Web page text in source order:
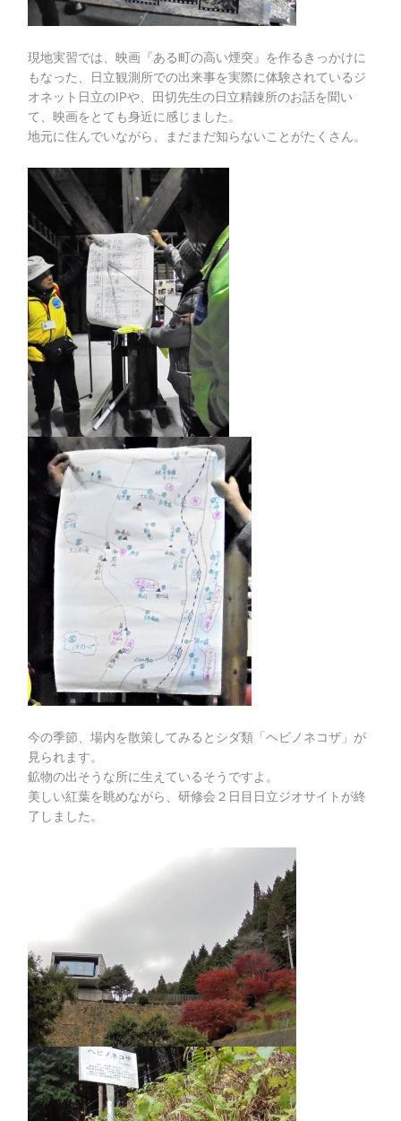
現地実習では、映画『ある町の高い煙突』を作るきっかけに
もなった、日立観測所での出来事を実際に体験されているジ
オネット日立のIPや、田切先生の日立精錬所のお話を聞い
て、映画をとても身近に感じました。
地元に住んでいながら、まだまだ知らないことがたくさん。
今の季節、場内を散策してみるとシダ類「ヘビノネコザ」が
見られます。
鉱物の出そうな所に生えているそうですよ。
美しい紅葉を眺めながら、研修会２日目日立ジオサイトが終
了しました。